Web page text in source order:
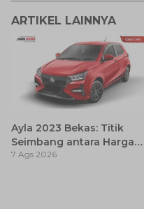
ARTIKEL LAINNYA
Ayla 2023 Bekas: Titik
Seimbang antara Harga
dan Pembaruan Teknologi
7 Ags 2026